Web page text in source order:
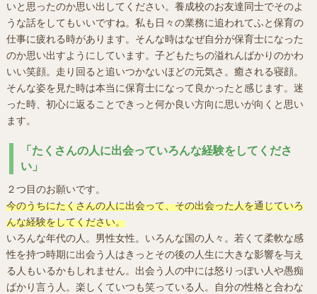
いと思ったのか思い出してください。養成校のお友達同士でそのよ
うな話をしてもいいですね。私も日々の業務に追われてふと保育の
仕事に疲れる時があります。そんな時はなぜ自分が保育士になった
のか思い出すようにしています。子どもたちの溢れんばかりのかわ
いい笑顔。走り回ると追いつかないほどの元気さ。癒される寝顔。
そんな姿を見た時は本当に保育士になって良かったと感じます。迷
った時、初心に返ることできっと何か良い方向に思いが向くと思い
ます。
「たくさんの人に出会っていろんな経験をしてくださ
い」
２つ目のお願いです。
今のうちにたくさんの人に出会って、その出会った人を通じていろ
んな経験をしてください。
いろんな年代の人。男性女性。いろんな国の人々。若くて柔軟な感
性を持つ時期に出会う人はきっとその後の人生に大きな影響を与え
る人もいるかもしれません。出会う人の中には怒りっぽい人や愚痴
ばかり言う人。楽しくていつも笑っている人。自分の性格と合わな